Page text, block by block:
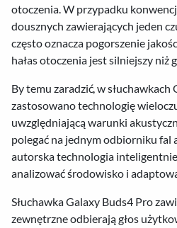
otoczenia. W przypadku
dousznych zawierających jeden
często oznacza pogorszenie
hałas otoczenia jest silniejszy niż
By temu zaradzić, w słuchawkach
zastosowano technologię
uwzględniającą warunki
polegać na jednym odbiorniku fal
autorska technologia
analizować środowisko i
Słuchawka Galaxy Buds4 Pro
zewnętrzne odbierają głos